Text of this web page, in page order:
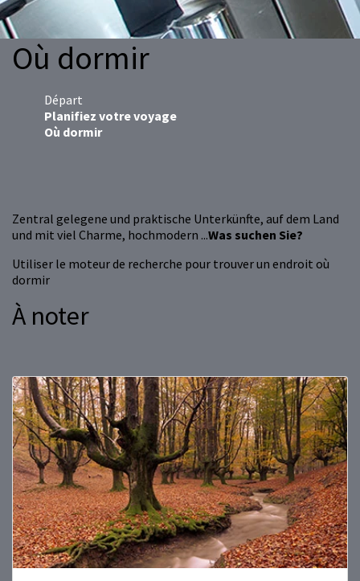
Où dormir
Départ
Planifiez votre voyage
Où dormir
Zentral gelegene und praktische Unterkünfte, auf dem Land
und mit viel Charme, hochmodern ...Was suchen Sie?
Utiliser le moteur de recherche pour trouver un endroit où
dormir
À noter